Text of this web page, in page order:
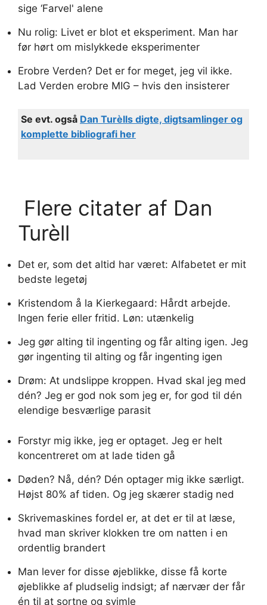
sige ‘Farvel' alene
Nu rolig: Livet er blot et eksperiment. Man har
før hørt om mislykkede eksperimenter
Erobre Verden? Det er for meget, jeg vil ikke.
Lad Verden erobre MIG – hvis den insisterer
Se evt. også Dan Turèlls digte, digtsamlinger og
komplette bibliografi her
Flere citater af Dan
Turèll
Det er, som det altid har været: Alfabetet er mit
bedste legetøj
Kristendom å la Kierkegaard: Hårdt arbejde.
Ingen ferie eller fritid. Løn: utænkelig
Jeg gør alting til ingenting og får alting igen. Jeg
gør ingenting til alting og får ingenting igen
Drøm: At undslippe kroppen. Hvad skal jeg med
dén? Jeg er god nok som jeg er, for god til dén
elendige besværlige parasit
Forstyr mig ikke, jeg er optaget. Jeg er helt
koncentreret om at lade tiden gå
Døden? Nå, dén? Dén optager mig ikke særligt.
Højst 80% af tiden. Og jeg skærer stadig ned
Skrivemaskines fordel er, at det er til at læse,
hvad man skriver klokken tre om natten i en
ordentlig brandert
Man lever for disse øjeblikke, disse få korte
øjeblikke af pludselig indsigt; af nærvær der får
én til at sortne og svimle